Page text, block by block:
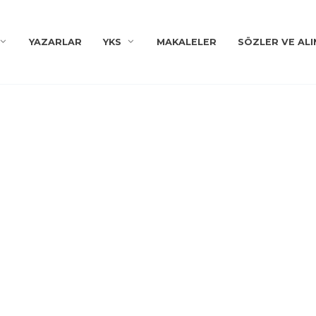
YAZARLAR YKS MAKALELER SÖZLER VE